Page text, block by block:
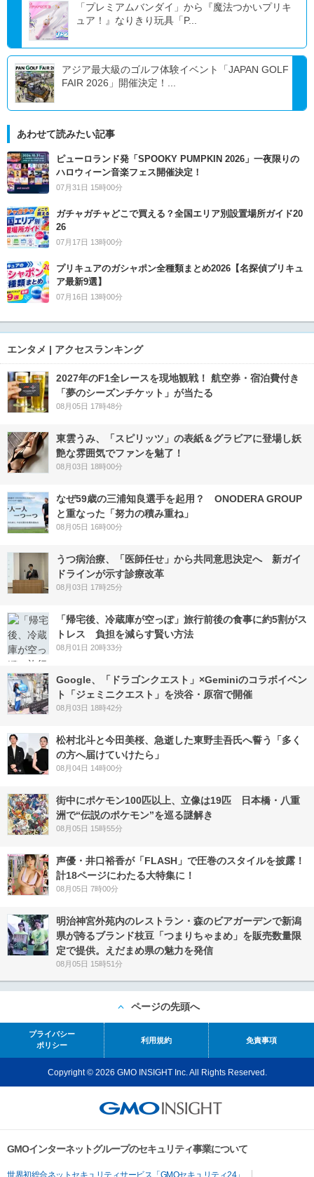
「プレミアムバンダイ」から『魔法つかいプリキ
ュア！』なりきり玩具「P...
アジア最大級のゴルフ体験イベント「JAPAN GOLF
FAIR 2026」開催決定！...
あわせて読みたい記事
ピューロランド発「SPOOKY PUMPKIN 2026」一夜限りの
ハロウィーン音楽フェス開催決定！
07月31日 15時00分
ガチャガチャどこで買える？全国エリア別設置場所ガイド20
26
07月17日 13時00分
プリキュアのガシャポン全種類まとめ2026【名探偵プリキュ
ア最新9選】
07月16日 13時00分
エンタメ | アクセスランキング
2027年のF1全レースを現地観戦！ 航空券・宿泊費付き
「夢のシーズンチケット」が当たる
08月05日 17時48分
東雲うみ、「スピリッツ」の表紙＆グラビアに登場し妖
艶な雰囲気でファンを魅了！
08月03日 18時00分
なぜ59歳の三浦知良選手を起用？ ONODERA GROUP
と重なった「努力の積み重ね」
08月05日 16時00分
うつ病治療、「医師任せ」から共同意思決定へ 新ガイ
ドラインが示す診療改革
08月03日 17時25分
「帰宅後、冷蔵庫が空っぽ」旅行前後の食事に約5割がス
トレス 負担を減らす賢い方法
08月01日 20時33分
Google、「ドラゴンクエスト」×Geminiのコラボイベン
ト「ジェミニクエスト」を渋谷・原宿で開催
08月03日 18時42分
松村北斗と今田美桜、急逝した東野圭吾氏へ誓う「多く
の方へ届けていけたら」
08月04日 14時00分
街中にポケモン100匹以上、立像は19匹 日本橋・八重
洲で“伝説のポケモン”を巡る謎解き
08月05日 15時55分
声優・井口裕香が「FLASH」で圧巻のスタイルを披露！
計18ページにわたる大特集に！
08月05日 7時00分
明治神宮外苑内のレストラン・森のビアガーデンで新潟
県が誇るブランド枝豆「つまりちゃまめ」を販売数量限
定で提供。えだまめ県の魅力を発信
08月05日 15時51分
ページの先頭へ
プライバシー
ポリシー
利用規約 免責事項
Copyright © 2026 GMO INSIGHT Inc. All Rights Reserved.
GMOインターネットグループのセキュリティ事業について
世界初総合ネットセキュリティサービス「GMOセキュリティ24」